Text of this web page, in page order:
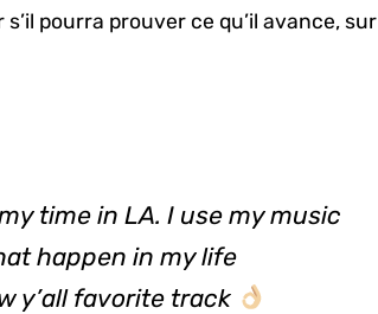
pourra prouver ce qu’il avance, sur
time in LA. I use my music
happen in my life
y’all favorite track